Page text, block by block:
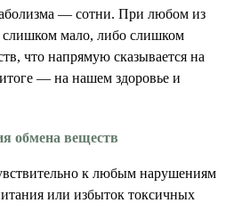
— сотни. При любом из
мало, либо слишком
что напрямую сказывается на
— на нашем здоровье и
обмена веществ
к любым нарушениям
или избыток токсичных